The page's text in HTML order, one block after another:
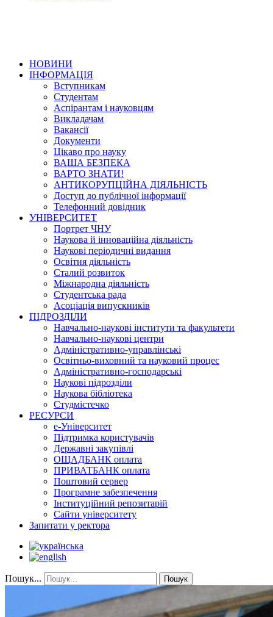
НОВИНИ
ІНФОРМАЦІЯ
Вступникам
Студентам
Аспірантам і науковцям
Викладачам
Вакансії
Документи
Цікаво про науку
ВАША БЕЗПЕКА
ВАРТО ЗНАТИ!
АНТИКОРУПЦІЙНА ДІЯЛЬНІСТЬ
Доступ до публічної інформації
Телефонний довідник
УНІВЕРСИТЕТ
Портрет ЧНУ
Наукова й інноваційна діяльність
Наукові періодичні видання
Освітня діяльність
Сталий розвиток
Міжнародна діяльність
Студентська рада
Асоціація випускників
ПІДРОЗДІЛИ
Навчально-наукові інститути та факультети
Навчально-наукові центри
Адміністративно-управлінські
Освітньо-виховний та науковий процес
Адміністративно-господарські
Наукові підрозділи
Наукова бібліотека
Студмістечко
РЕСУРСИ
е-Університет
Підтримка користувачів
Державні закупівлі
ОЩАДБАНК оплата
ПРИВАТБАНК оплата
Поштовий сервер
Програмне забезпечення
Інституційний репозитарій
Сайти університету
Запитати у ректора
Пошук... Пошук